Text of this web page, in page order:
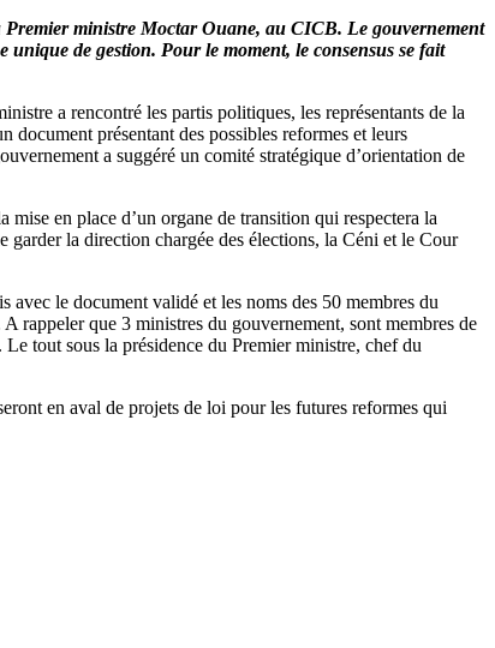
Premier ministre Moctar Ouane, au CICB. Le gouvernement
unique de gestion. Pour le moment, le consensus se fait
a rencontré les partis politiques, les représentants de la
document présentant des possibles reformes et leurs
a suggéré un comité stratégique d’orientation de
en place d’un organe de transition qui respectera la
la direction chargée des élections, la Céni et le Cour
avec le document validé et les noms des 50 membres du
rappeler que 3 ministres du gouvernement, sont membres de
tout sous la présidence du Premier ministre, chef du
en aval de projets de loi pour les futures reformes qui